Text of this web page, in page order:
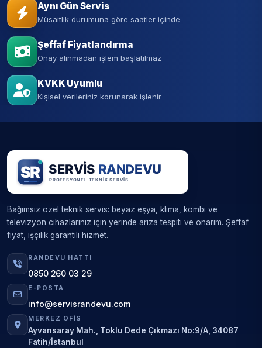
Aynı Gün Servis
Müsaitlik durumuna göre saatler içinde
Şeffaf Fiyatlandırma
Onay alınmadan işlem başlatılmaz
KVKK Uyumlu
Kişisel verileriniz korunarak işlenir
Bağımsız özel teknik servis: beyaz eşya, klima, kombi ve
televizyon cihazlarınız için yerinde arıza tespiti ve onarım. Şeffaf
fiyat, işçilik garantili hizmet.
RANDEVU HATTI
0850 260 03 29
E-POSTA
info@servisrandevu.com
MERKEZ OFIS
Ayvansaray Mah., Toklu Dede Çıkmazı No:9/A, 34087
Fatih/İstanbul